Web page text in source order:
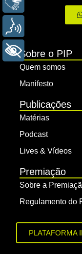
Sobre o PIP
Quem somos
Manifesto
Publicações
Matérias
Podcast
Lives & Vídeos
Premiação
Sobre a
Regulamento do
PLATAFORMA
+